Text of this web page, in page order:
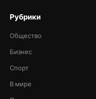
Рубрики
Общество
Бизнес
Спорт
В мире